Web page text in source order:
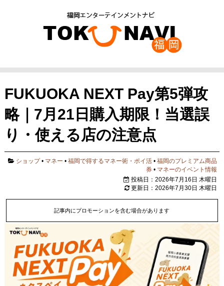
FUKUOKA NEXT Pay第5弾攻
略｜7月21日購入期限！当選誤
り・使える店の注意点
ショップ• マネー •福岡で得するマネー術・ポイ活 •福岡のプレミアム商品
券 • マネーのイベント情報
投稿日：2026年7月16日 木曜日
更新日：2026年7月30日 木曜日
記事内にプロモーションを含む場合があります